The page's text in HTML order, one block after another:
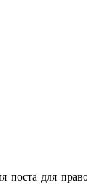
для